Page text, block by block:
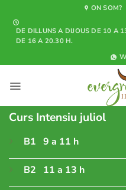
content
ON SOM?
DE DILLUNS A DIJOUS DE 10 A
DE 16 A 20.30 H.
Curs Intensiu juliol
B1 9 a 11 h
B2 11 a 13